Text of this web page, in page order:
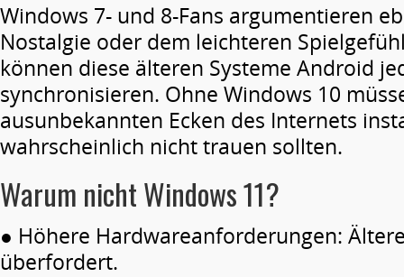
Windows 7- und 8-Fans argumentieren
Nostalgie oder dem leichteren
können diese älteren Systeme Android
synchronisieren. Ohne Windows 10
ausunbekannten Ecken des Internets
wahrscheinlich nicht trauen sollten.
Warum nichtWindows 11?
● Höhere Hardwareanforderungen:
überfordert.